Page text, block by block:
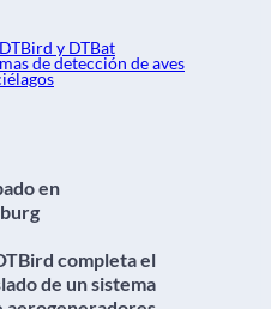
y DTBat
de detección de aves
en
completa el
de un sistema